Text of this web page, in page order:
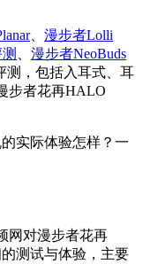
、 漫步者Lolli
漫步者NeoBuds
测，包括入耳式、耳
步者花再HALO
实际体验怎样？一
网对漫步者花再
测试与体验，主要